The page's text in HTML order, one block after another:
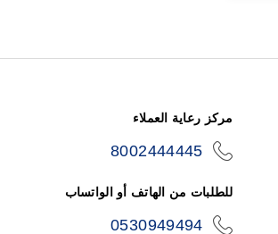
مركز رعاية العملاء
8002444445
للطلبات من الهاتف أو الواتساب
0530949494